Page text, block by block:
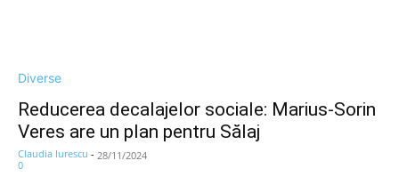
Diverse
Reducerea decalajelor sociale: Marius-Sorin
Veres are un plan pentru Sălaj
Claudia Iurescu - 28/11/2024
0